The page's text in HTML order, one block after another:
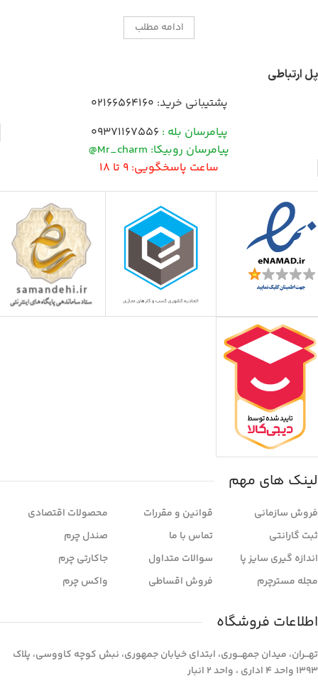
ادامه مطلب
پل ارتباطی
پشتیبانی خرید: 02166564160
پیامرسان بله : 09371167556
پیامرسان روبیکا: Mr_charm@
ساعت پاسخگویی: 9 تا 18
لینک های مهم
فروش سازمانی
ثبت گارانتی
اندازه گیری سایز پا
مجله مسترچرم
قوانین و مقررات
تماس با ما
سوالات متداول
فروش اقساطی
محصولات اقتصادی
صندل چرم
جاکارتی چرم
واکس چرم
اطلاعات فروشگاه
تهـــران، میدان جمهـــوری، ابتدای خیابان جمهوری، نبش کوچه کاووسی، پلاک
1393 واحد 4 اداری ، واحد 2 انبار